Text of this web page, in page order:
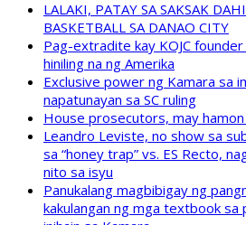
LALAKI, PATAY SA SAKSAK
BASKETBALL SA DANAO CITY
Pag-extradite kay KOJC
hiniling na ng Amerika
Exclusive power ng Kamara sa
napatunayan sa SC ruling
House prosecutors, may hamon
Leandro Leviste, no show sa
sa “honey trap” vs. ES Recto,
nito sa isyu
Panukalang magbibigay ng
kakulangan ng mga textbook sa